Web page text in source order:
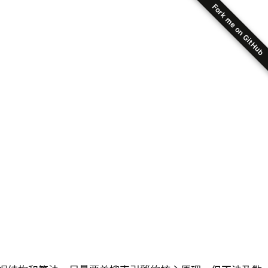
Fork me on GitHub